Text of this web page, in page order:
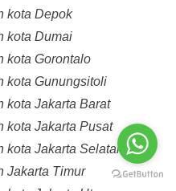
kota Depok
kota Dumai
kota Gorontalo
kota Gunungsitoli
kota Jakarta Barat
kota Jakarta Pusat
Jakarta Selatan
Jakarta Timur